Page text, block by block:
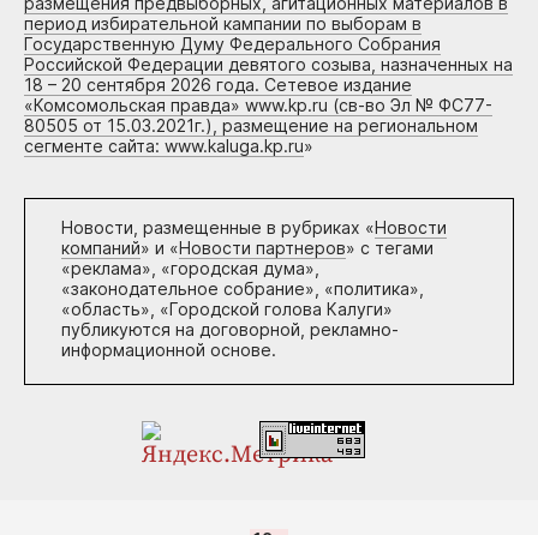
период избирательной кампании по выборам в
Государственную Думу Федерального Собрания
Российской Федерации девятого созыва, назначенных на
18 – 20 сентября 2026 года. Сетевое издание
«Комсомольская правда» www.kp.ru (св-во Эл № ФС77-
80505 от 15.03.2021г.), размещение на региональном
сегменте сайта: www.kaluga.kp.ru»
Новости, размещенные в рубриках «Новости
компаний» и «Новости партнеров» с тегами
«реклама», «городская дума»,
«законодательное собрание», «политика»,
«область», «Городской голова Калуги»
публикуются на договорной, рекламно-
информационной основе.